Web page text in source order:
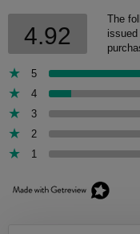
4.92
The
5
4
3
2
1